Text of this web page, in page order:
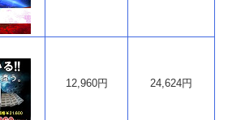
12,960円 24,624円